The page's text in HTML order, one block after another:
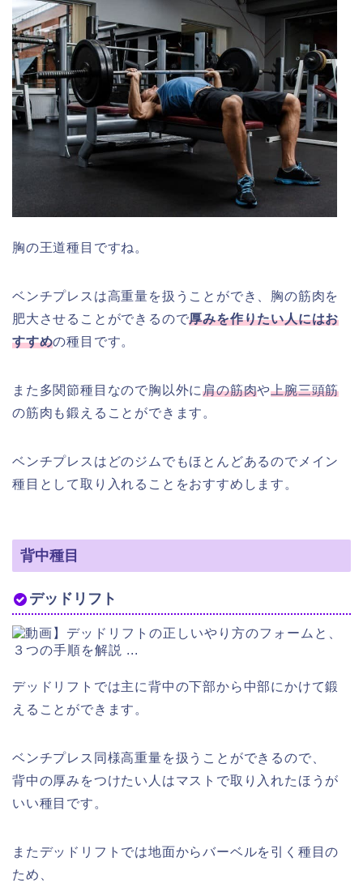
胸の王道種目ですね。
ベンチプレスは高重量を扱うことができ、胸の筋肉を
肥大させることができるので厚みを作りたい人にはお
すすめの種目です。
また多関節種目なので胸以外に肩の筋肉や上腕三頭筋
の筋肉も鍛えることができます。
ベンチプレスはどのジムでもほとんどあるのでメイン
種目として取り入れることをおすすめします。
背中種目
デッドリフト
デッドリフトでは主に背中の下部から中部にかけて鍛
えることができます。
ベンチプレス同様高重量を扱うことができるので、
背中の厚みをつけたい人はマストで取り入れたほうが
いい種目です。
またデッドリフトでは地面からバーベルを引く種目の
ため、